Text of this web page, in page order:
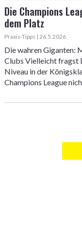
Die Champions
dem Platz
Praxis-Tipps | 26.5.2026
Die wahren Giganten:
Clubs Vielleicht fragst
Niveau in der
Champions League